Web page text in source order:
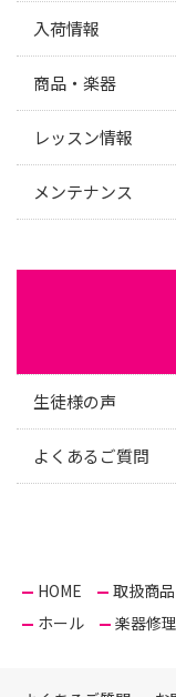
入荷情報
商品・楽器
レッスン情報
メンテナンス
生徒様の声
よくあるご質問
HOME 取扱商品
ホール
楽器修理